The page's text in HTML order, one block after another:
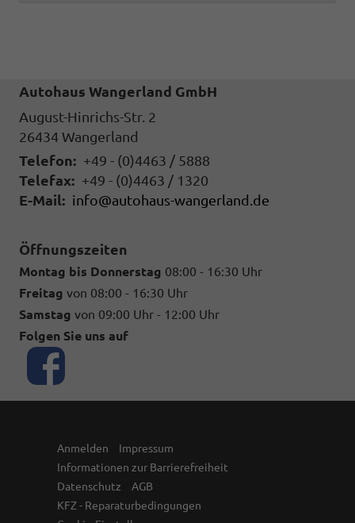
Autohaus Wangerland GmbH
August-Hinrichs-Str. 2
26434 Wangerland
Telefon: +49 - (0)4463 / 5888
Telefax: +49 - (0)4463 / 1320
E-Mail: info@autohaus-wangerland.de
Öffnungszeiten
Montag bis Donnerstag 08:00 - 16:30 Uhr
Freitag von 08:00 - 16:30 Uhr
Samstag von 09:00 Uhr - 12:00 Uhr
Folgen Sie uns auf
Anmelden
Impressum
Informationen zur Barrierefreiheit
Datenschutz
AGB
KFZ - Reparaturbedingungen